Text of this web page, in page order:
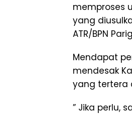
memproses
yang
ATR/BPN
Mendapat
mendesak
yang tertera
” Jika perlu,